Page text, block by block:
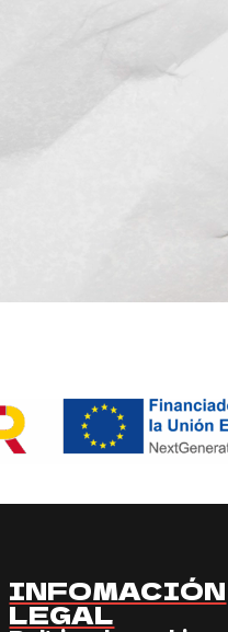
INFOMACIÓN
LEGAL